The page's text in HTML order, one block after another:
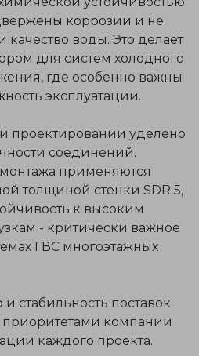
коррозии и не
качество воды. Это делает
для систем холодного
где особенно важны
эксплуатации.
проектировании уделено
соединений.
применяются
толщиной стенки SDR 5,
к высоким
- критически важное
ГВС многоэтажных
стабильность поставок
компании
каждого проекта.